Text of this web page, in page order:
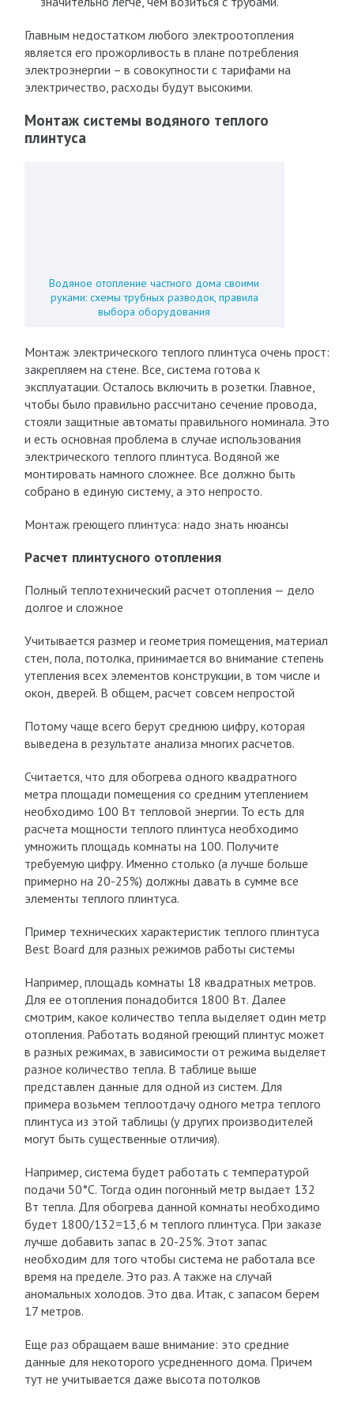
Главным недостатком любого электроотопления
является его прожорливость в плане потребления
электроэнергии – в совокупности с тарифами на
электричество, расходы будут высокими.
Монтаж системы водяного теплого
плинтуса
Водяное отопление частного дома своими
руками: схемы трубных разводок, правила
выбора оборудования
Монтаж электрического теплого плинтуса очень прост:
закрепляем на стене. Все, система готова к
эксплуатации. Осталось включить в розетки. Главное,
чтобы было правильно рассчитано сечение провода,
стояли защитные автоматы правильного номинала. Это
и есть основная проблема в случае использования
электрического теплого плинтуса. Водяной же
монтировать намного сложнее. Все должно быть
собрано в единую систему, а это непросто.
Монтаж греющего плинтуса: надо знать нюансы
Расчет плинтусного отопления
Полный теплотехнический расчет отопления — дело
долгое и сложное
Учитывается размер и геометрия помещения, материал
стен, пола, потолка, принимается во внимание степень
утепления всех элементов конструкции, в том числе и
окон, дверей. В общем, расчет совсем непростой
Потому чаще всего берут среднюю цифру, которая
выведена в результате анализа многих расчетов.
Считается, что для обогрева одного квадратного
метра площади помещения со средним утеплением
необходимо 100 Вт тепловой энергии. То есть для
расчета мощности теплого плинтуса необходимо
умножить площадь комнаты на 100. Получите
требуемую цифру. Именно столько (а лучше больше
примерно на 20-25%) должны давать в сумме все
элементы теплого плинтуса.
Пример технических характеристик теплого плинтуса
Best Board для разных режимов работы системы
Например, площадь комнаты 18 квадратных метров.
Для ее отопления понадобится 1800 Вт. Далее
смотрим, какое количество тепла выделяет один метр
отопления. Работать водяной греющий плинтус может
в разных режимах, в зависимости от режима выделяет
разное количество тепла. В таблице выше
представлен данные для одной из систем. Для
примера возьмем теплоотдачу одного метра теплого
плинтуса из этой таблицы (у других производителей
могут быть существенные отличия).
Например, система будет работать с температурой
подачи 50°C. Тогда один погонный метр выдает 132
Вт тепла. Для обогрева данной комнаты необходимо
будет 1800/132=13,6 м теплого плинтуса. При заказе
лучше добавить запас в 20-25%. Этот запас
необходим для того чтобы система не работала все
время на пределе. Это раз. А также на случай
аномальных холодов. Это два. Итак, с запасом берем
17 метров.
Еще раз обращаем ваше внимание: это средние
данные для некоторого усредненного дома. Причем
тут не учитывается даже высота потолков